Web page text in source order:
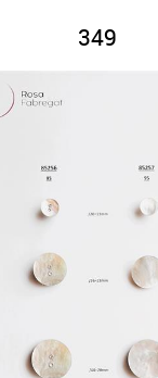
349